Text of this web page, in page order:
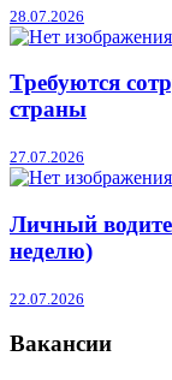
28.07.2026
Требуются
страны
27.07.2026
Личный
неделю)
22.07.2026
Вакансии